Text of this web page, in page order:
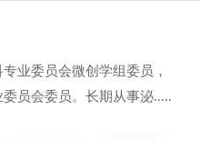
业委员会微创学组委员，
员会委员。长期从事泌.....